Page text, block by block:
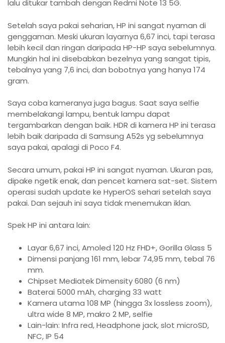
lalu ditukar tambah dengan Redmi Note 13 5G.
Setelah saya pakai seharian, HP ini sangat nyaman di
genggaman. Meski ukuran layarnya 6,67 inci, tapi terasa
lebih kecil dan ringan daripada HP-HP saya sebelumnya.
Mungkin hal ini disebabkan bezelnya yang sangat tipis,
tebalnya yang 7,6 inci, dan bobotnya yang hanya 174
gram.
Saya coba kameranya juga bagus. Saat saya selfie
membelakangi lampu, bentuk lampu dapat
tergambarkan dengan baik. HDR di kamera HP ini terasa
lebih baik daripada di Samsung A52s yg sebelumnya
saya pakai, apalagi di Poco F4.
Secara umum, pakai HP ini sangat nyaman. Ukuran pas,
dipake ngetik enak, dan pencet kamera sat-set. Sistem
operasi sudah update ke HyperOS sehari setelah saya
pakai. Dan sejauh ini saya tidak menemukan iklan.
Spek HP ini antara lain:
Layar 6,67 inci, Amoled 120 Hz FHD+, Gorilla Glass 5
Dimensi panjang 161 mm, lebar 74,95 mm, tebal 76
mm.
Chipset Mediatek Dimensity 6080 (6 nm)
Baterai 5000 mAh, charging 33 watt
Kamera utama 108 MP (hingga 3x lossless zoom),
ultra wide 8 MP, makro 2 MP, selfie
Lain-lain: Infra red, Headphone jack, slot microSD,
NFC, IP 54